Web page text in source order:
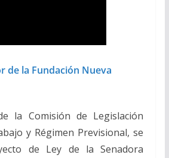
de la Fundación Nueva
la Comisión de Legislación
y Régimen Previsional, se
de Ley de la Senadora